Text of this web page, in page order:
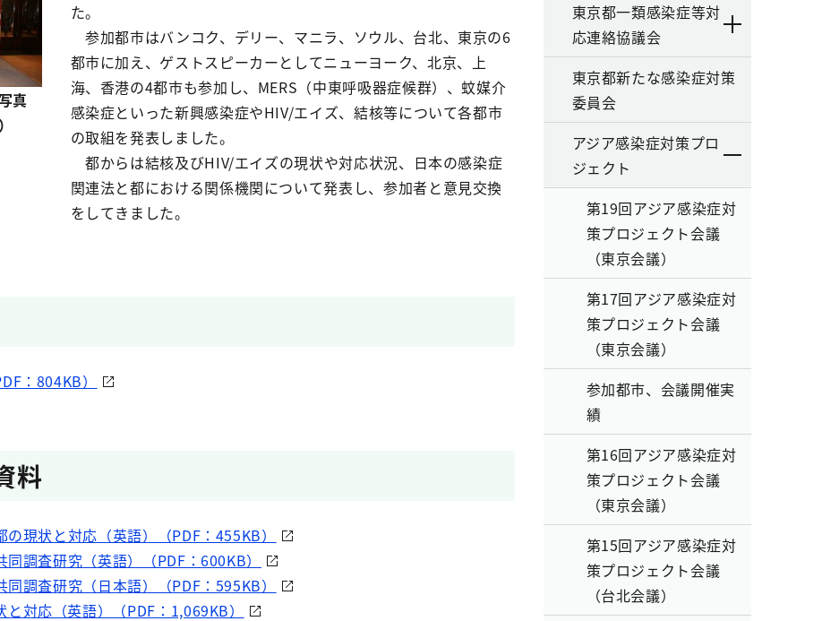
真
た。
参加都市はバンコク、デリー、マニラ、ソウル、台北、東京の6
都市に加え、ゲストスピーカーとしてニューヨーク、北京、上
海、香港の4都市も参加し、MERS（中東呼吸器症候群）、蚊媒介
感染症といった新興感染症やHIV/エイズ、結核等について各都市
の取組を発表しました。
都からは結核及びHIV/エイズの現状や対応状況、日本の感染症
関連法と都における関係機関について発表し、参加者と意見交換
をしてきました。
：804KB）
料
現状と対応（英語）（PDF：455KB）
調査研究（英語）（PDF：600KB）
調査研究（日本語）（PDF：595KB）
対応（英語）（PDF：1,069KB）
東京都一類感染症等対
応連絡協議会
東京都新たな感染症対策
委員会
アジア感染症対策プロ
ジェクト
第19回アジア感染症対
策プロジェクト会議
（東京会議）
第17回アジア感染症対
策プロジェクト会議
（東京会議）
参加都市、会議開催実
績
第16回アジア感染症対
策プロジェクト会議
（東京会議）
第15回アジア感染症対
策プロジェクト会議
（台北会議）